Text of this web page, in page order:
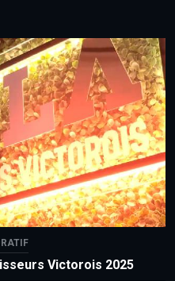
Victorois 2025